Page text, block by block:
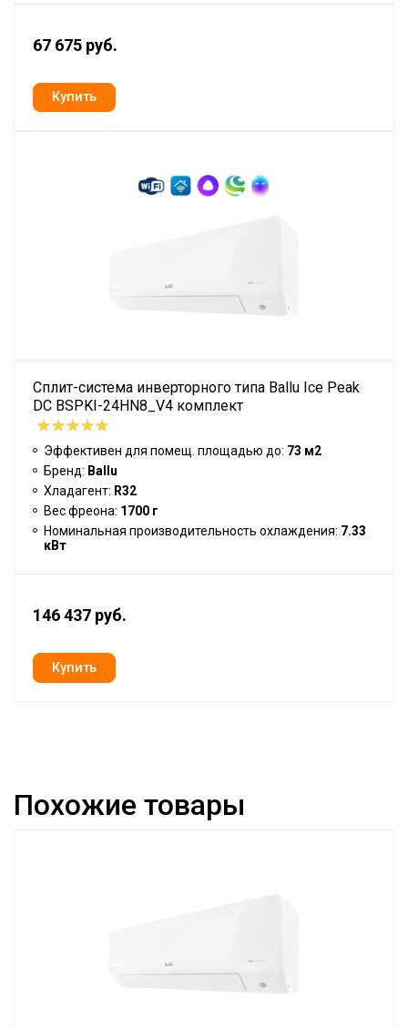
67 675 руб.
Сплит-система инверторного типа Ballu Ice Peak
DC BSPKI-24HN8_V4 комплект
Эффективен для помещ. площадью до: 73 м2
Бренд: Ballu
Хладагент: R32
Вес фреона: 1700 г
Номинальная производительность охлаждения: 7.33
кВт
146 437 руб.
Похожие товары